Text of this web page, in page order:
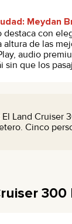
Meydan
destaca con
de las
audio
sin que los
El Land Cruiser
Cinco